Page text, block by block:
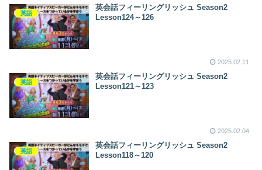
英語
英会話フィーリングリッシュ Season2
Lesson124～126
2025.02.11
英語
英会話フィーリングリッシュ Season2
Lesson121～123
2025.02.04
英語
英会話フィーリングリッシュ Season2
Lesson118～120